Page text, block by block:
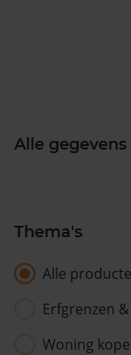
Alle
Thema's
Alle
Erfgrenzen
Woning